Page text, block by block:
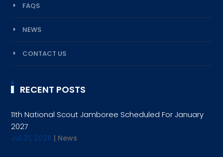
FAQS
NEWS
CONTACT US
RECENT POSTS
11th National Scout Jamboree Scheduled For January
2027
Jul 31, 2026 | News